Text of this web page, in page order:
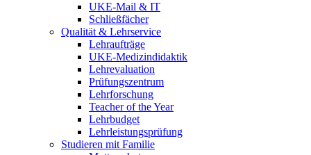
UKE-Mail & IT
Schließfächer
Qualität & Lehrservice
Lehraufträge
UKE-Medizindidaktik
Lehrevaluation
Prüfungszentrum
Lehrforschung
Teacher of the Year
Lehrbudget
Lehrleistungsprüfung
Studieren mit Familie